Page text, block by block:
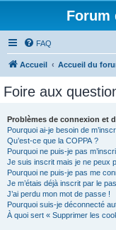
Forum
FAQ
Accueil Accueil du
Foire aux
Problèmes de connexion et
Pourquoi ai-je besoin de
Qu’est-ce que la COPPA ?
Pourquoi ne puis-je pas
Je suis inscrit mais je ne peux
Pourquoi ne puis-je pas me
Je m’étais déjà inscrit par le
J’ai perdu mon mot de passe !
Pourquoi suis-je déconnecté
À quoi sert « Supprimer les